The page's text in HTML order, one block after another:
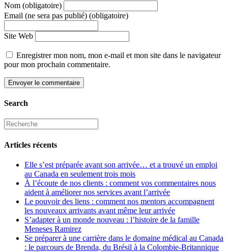
Nom (obligatoire)
Email (ne sera pas publié) (obligatoire)
Site Web
Enregistrer mon nom, mon e-mail et mon site dans le navigateur
pour mon prochain commentaire.
Search
Articles récents
Elle s’est préparée avant son arrivée… et a trouvé un emploi
au Canada en seulement trois mois
À l’écoute de nos clients : comment vos commentaires nous
aident à améliorer nos services avant l’arrivée
Le pouvoir des liens : comment nos mentors accompagnent
les nouveaux arrivants avant même leur arrivée
S’adapter à un monde nouveau : l’histoire de la famille
Meneses Ramirez
Se préparer à une carrière dans le domaine médical au Canada
: le parcours de Brenda, du Brésil à la Colombie-Britannique